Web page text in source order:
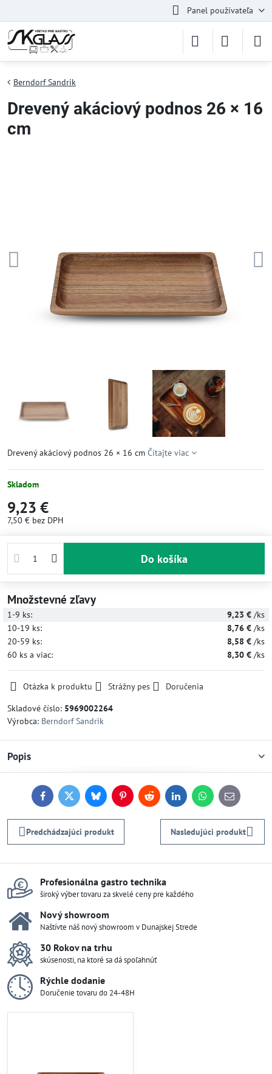
Panel používateľa
Berndorf Sandrik
Drevený akáciový podnos 26 × 16
cm
Drevený akáciový podnos 26 × 16 cm Čítajte viac
Skladom
9,23 €
7,50 € bez DPH
Do košíka
Množstevné zľavy
1-9 ks: 9,23 € /ks
10-19 ks: 8,76 € /ks
20-59 ks: 8,58 € /ks
60 ks a viac: 8,30 € /ks
Otázka k produktu Strážny pes
Doručenia
Skladové číslo: 5969002264
Výrobca: Berndorf Sandrik
Popis
FacebookTwitterBlueskyPinterestReddit LinkedInWhatsApp
E-
mail
Predchádzajúci produkt Nasledujúci produkt
Profesionálna gastro technika
široký výber tovaru za skvelé ceny pre každého
Nový showroom
Naštívte náš nový showroom v Dunajskej Strede
30 Rokov na trhu
skúsenosti, na ktoré sa dá spoľahnúť
Rýchle dodanie
Doručenie tovaru do 24-48H